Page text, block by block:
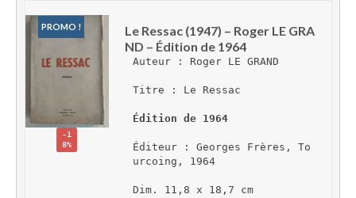
PROMO !
-1
8%
Le Ressac (1947) – Roger LE GRA
ND – Édition de 1964
Auteur : Roger LE GRAND
Titre : Le Ressac
Édition de 1964
Éditeur : Georges Frères, To
urcoing, 1964
Dim. 11,8 x 18,7 cm